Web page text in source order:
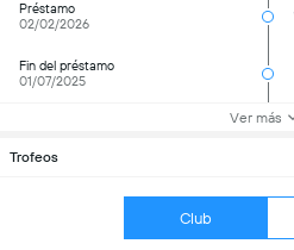
Préstamo
02/02/2026
Fin del préstamo
01/07/2025
Ver más
Trofeos
Club